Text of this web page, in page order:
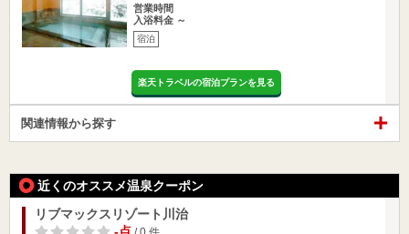
営業時間
入浴料金 ～
宿泊
楽天トラベルの宿泊プランを見る
関連情報から探す
近くのオススメ温泉クーポン
リブマックスリゾート川治